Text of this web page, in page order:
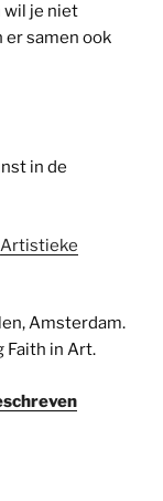
wil je niet
er samen ook
in de
Artistieke
Amsterdam.
Faith in Art.